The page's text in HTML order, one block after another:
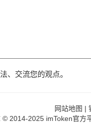
、交流您的观点。
网站地图 |
© 2014-2025 imToken官方